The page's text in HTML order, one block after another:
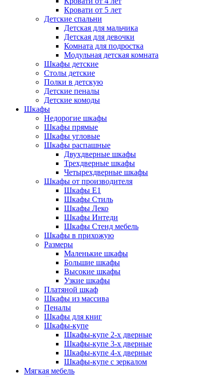
Кровати от 5 лет
Детские спальни
Детская для мальчика
Детская для девочки
Комната для подростка
Модульная детская комната
Шкафы детские
Столы детские
Полки в детскую
Детские пеналы
Детские комоды
Шкафы
Недорогие шкафы
Шкафы прямые
Шкафы угловые
Шкафы распашные
Двухдверные шкафы
Трехдверные шкафы
Четырехдверные шкафы
Шкафы от производителя
Шкафы E1
Шкафы Стиль
Шкафы Леко
Шкафы Интеди
Шкафы Стенд мебель
Шкафы в прихожую
Размеры
Маленькие шкафы
Большие шкафы
Высокие шкафы
Узкие шкафы
Платяной шкаф
Шкафы из массива
Пеналы
Шкафы для книг
Шкафы-купе
Шкафы-купе 2-х дверные
Шкафы-купе 3-х дверные
Шкафы-купе 4-х дверные
Шкафы-купе с зеркалом
Мягкая мебель